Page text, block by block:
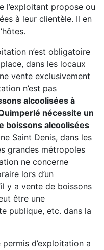
l’exploitant propose ou
à leur clientèle. Il en
n’est obligatoire
dans les locaux
vente exclusivement
n’est pas
alcoolisées à
nécessite un
boissons alcoolisées
Saint Denis, dans les
grandes métropoles
ne concerne
lors d’un
y a vente de boissons
être une
publique, etc. dans la
d’exploitation a